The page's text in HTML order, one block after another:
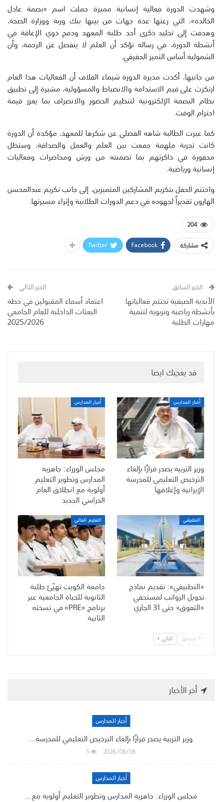
وشهدت الدورة فعالية إنسانية مميزة حملت اسم «بصمة عادل
الخالدة»، التي رعتها عدة جهات من بينها بنك وربة ووزارة الصحة،
وهدفت إلى تخليد ذكرى أحد طلبة المعهد ودمج ذوي الإعاقة في
أنشطة الدورة، في رسالة تؤكد أن العلم لا ينفصل عن الرحمة، وأن
الشمولية أساس التميز الحقيقي.
من جانبها، أكدت مديرة الدورة شيماء القلاف أن الفعاليات هذا العام
ارتكزت على قيم الاستدامة والانضباط والمسؤولية، مشيرة إلى تطبيق
نظام البصمة الإلكترونية لتنظيم الحضور والانصراف بما يعزز قيمة
احترام الوقت.
كما عبرت الطالبة شاهه الفضلي عن شكرها للمعهد، مؤكدة أن الدورة
كانت تجربة ملهمة جمعت بين العلم والعمل والصداقة، وستظل
محفورة في ذاكرتهم بما تضمنته من ورش ومحاضرات وفعاليات
إنسانية ورياضية.
واختتم الحفل بتكريم المشاركين المتميزين، إلى جانب تكريم عبدالمحسن
الهارون تقديراً لجهوده في دعم الدورات الطلابية وإثراء مسيرتها.
204
مشاركة
Facebook
Twitter
الخبر السابق
الأندية الصيفية تختتم فعالياتها
بأنشطة رياضية وتربوية لتنمية
مهارات الطلبة
الخبر التالي
اعتماد أسماء المقبولين في خطة
البعثات الداخلية للعام الجامعي
2025/2026
قد يعجبك ايضا
أخبار المدارس
وزير التربية يصدر قرارًا بإلغاء
الترخيص التعليمي للمدرسة
الإيرانية وإغلاقها
أخبار المدارس
مجلس الوزراء: جاهزية
المدارس وتطوير التعليم
أولوية مع انطلاق العام
الدراسي الجديد
التطبيقي
«التطبيقي»: تقديم نماذج
تحويل الرواتب لمستحقي
«التفوق» حتى 31 الجاري
التعليم العالي
جامعة الكويت تهيّئ طلبة
الثانوية للحياة الجامعية عبر
برنامج «PRE» في نسخته
الثانية
السابق التالي
أخر الأخبار
أخبار المدارس
وزير التربية يصدر قرارًا بإلغاء الترخيص التعليمي للمدرسة…
2026/08/06
5
أخبار المدارس
مجلس الوزراء: جاهزية المدارس وتطوير التعليم أولوية مع…